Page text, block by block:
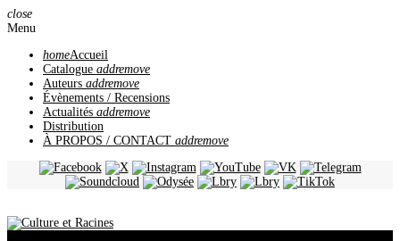
close
Menu
homeAccueil
Catalogue addremove
Auteurs addremove
Évènements / Recensions
Actualités addremove
Distribution
À PROPOS / CONTACT addremove